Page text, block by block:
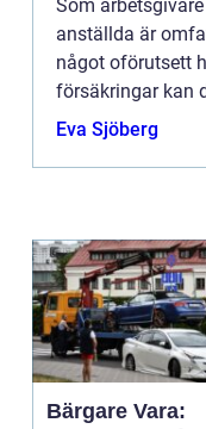
Som
anställda är
något oförutsett
försäkringar kan
De allra flesta
Eva Sjöberg
Bärgare Vara: